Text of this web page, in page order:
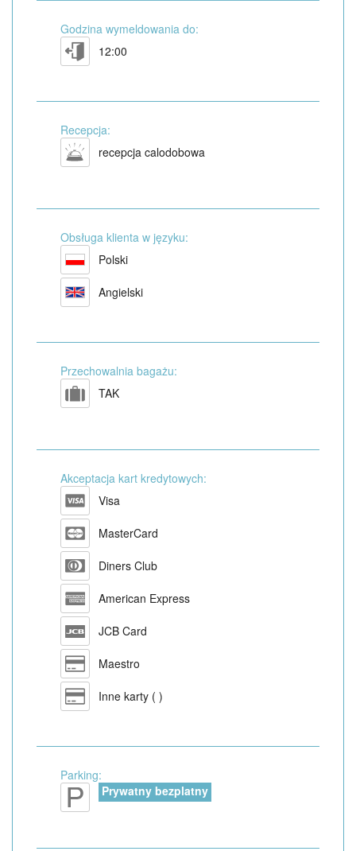
Godzina wymeldowania do:
12:00
Recepcja:
recepcja calodobowa
Obsługa klienta w języku:
Polski
Angielski
Przechowalnia bagażu:
TAK
Akceptacja kart kredytowych:
Visa
MasterCard
Diners Club
American Express
JCB Card
Maestro
Inne karty ( )
Parking:
Prywatny bezplatny